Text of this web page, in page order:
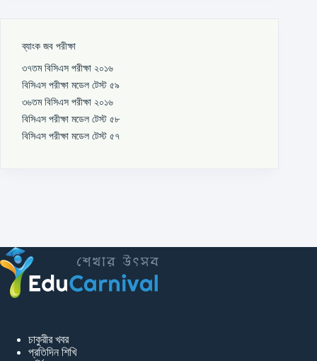
ব্যাংক জব পরীক্ষা
৩৭তম বিসিএস পরীক্ষা ২০১৬
বিসিএস পরীক্ষা মডেল টেস্ট ৫৯
৩৬তম বিসিএস পরীক্ষা ২০১৬
বিসিএস পরীক্ষা মডেল টেস্ট ৫৮
বিসিএস পরীক্ষা মডেল টেস্ট ৫৭
চাকুরীর খবর
প্রতিদিন শিখি